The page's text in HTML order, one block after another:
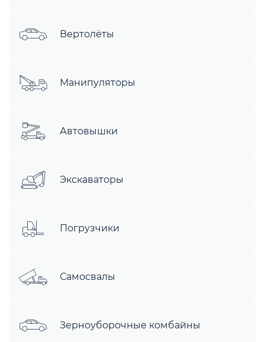
Вертолёты
Манипуляторы
Автовышки
Экскаваторы
Погрузчики
Самосвалы
Зерноуборочные комбайны